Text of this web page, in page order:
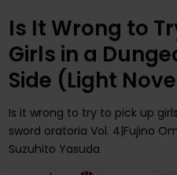
Is It Wrong to
Girls in a
Side (Light
Is it wrong to try to pick up
sword oratoria Vol. 4 Fujino
Suzuhito Yasuda